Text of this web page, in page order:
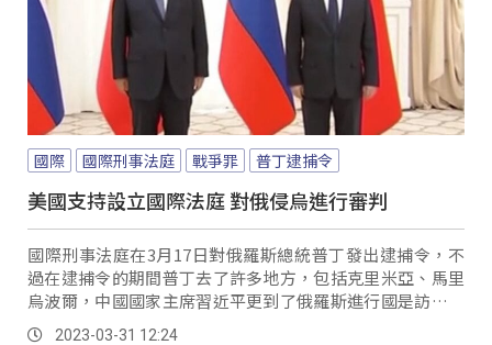
國際 國際刑事法庭 戰爭罪 普丁逮捕令
美國支持設立國際法庭 對俄侵烏進行審判
國際刑事法庭在3月17日對俄羅斯總統普丁發出逮捕令，不
過在逮捕令的期間普丁去了許多地方，包括克里米亞、馬里
烏波爾，中國國家主席習近平更到了俄羅斯進行國是訪問，
似乎沒有把逮捕令放在眼裡。
2023-03-31 12:24